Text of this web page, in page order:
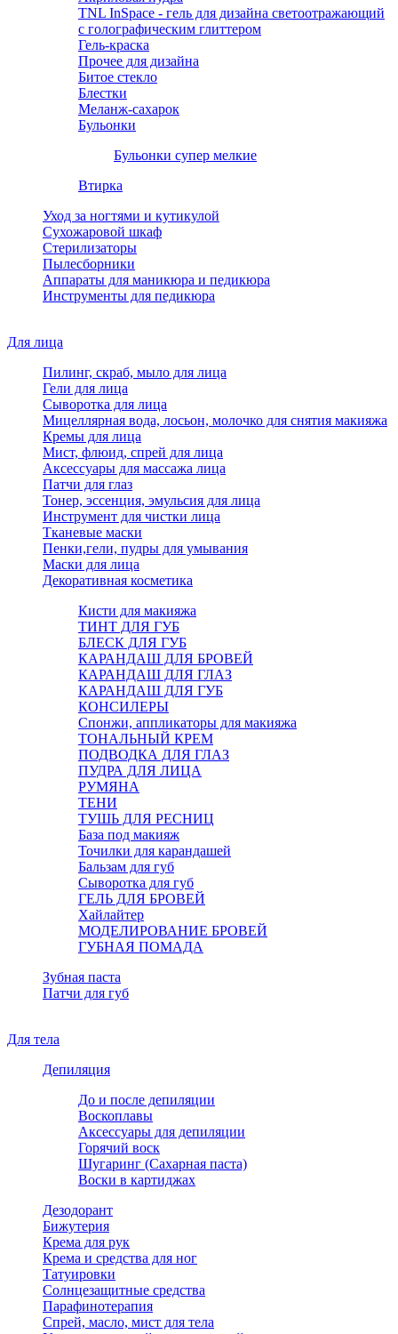
TNL InSpace - гель для дизайна светоотражающий
с голографическим глиттером
Гель-краска
Прочее для дизайна
Битое стекло
Блестки
Меланж-сахарок
Бульонки
Бульонки супер мелкие
Втирка
Уход за ногтями и кутикулой
Сухожаровой шкаф
Стерилизаторы
Пылесборники
Аппараты для маникюра и педикюра
Инструменты для педикюра
Для лица
Пилинг, скраб, мыло для лица
Гели для лица
Сыворотка для лица
Мицеллярная вода, лосьон, молочко для снятия макияжа
Кремы для лица
Мист, флюид, спрей для лица
Аксессуары для массажа лица
Патчи для глаз
Тонер, эссенция, эмульсия для лица
Инструмент для чистки лица
Тканевые маски
Пенки,гели, пудры для умывания
Маски для лица
Декоративная косметика
Кисти для макияжа
ТИНТ ДЛЯ ГУБ
БЛЕСК ДЛЯ ГУБ
КАРАНДАШ ДЛЯ БРОВЕЙ
КАРАНДАШ ДЛЯ ГЛАЗ
КАРАНДАШ ДЛЯ ГУБ
КОНСИЛЕРЫ
Спонжи, аппликаторы для макияжа
ТОНАЛЬНЫЙ КРЕМ
ПОДВОДКА ДЛЯ ГЛАЗ
ПУДРА ДЛЯ ЛИЦА
РУМЯНА
ТЕНИ
ТУШЬ ДЛЯ РЕСНИЦ
База под макияж
Точилки для карандашей
Бальзам для губ
Сыворотка для губ
ГЕЛЬ ДЛЯ БРОВЕЙ
Хайлайтер
МОДЕЛИРОВАНИЕ БРОВЕЙ
ГУБНАЯ ПОМАДА
Зубная паста
Патчи для губ
Для тела
Депиляция
До и после депиляции
Воскоплавы
Аксессуары для депиляции
Горячий воск
Шугаринг (Сахарная паста)
Воски в картиджах
Дезодорант
Бижутерия
Крема для рук
Крема и средства для ног
Татуировки
Солнцезащитные средства
Парафинотерапия
Спрей, масло, мист для тела